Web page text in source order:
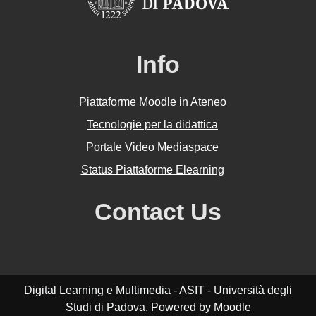
Info
Piattaforme Moodle in Ateneo
Tecnologie per la didattica
Portale Video Mediaspace
Status Piattaforme Elearning
Contact Us
Digital Learning e Multimedia - ASIT - Università degli
Studi di Padova. Powered by Moodle